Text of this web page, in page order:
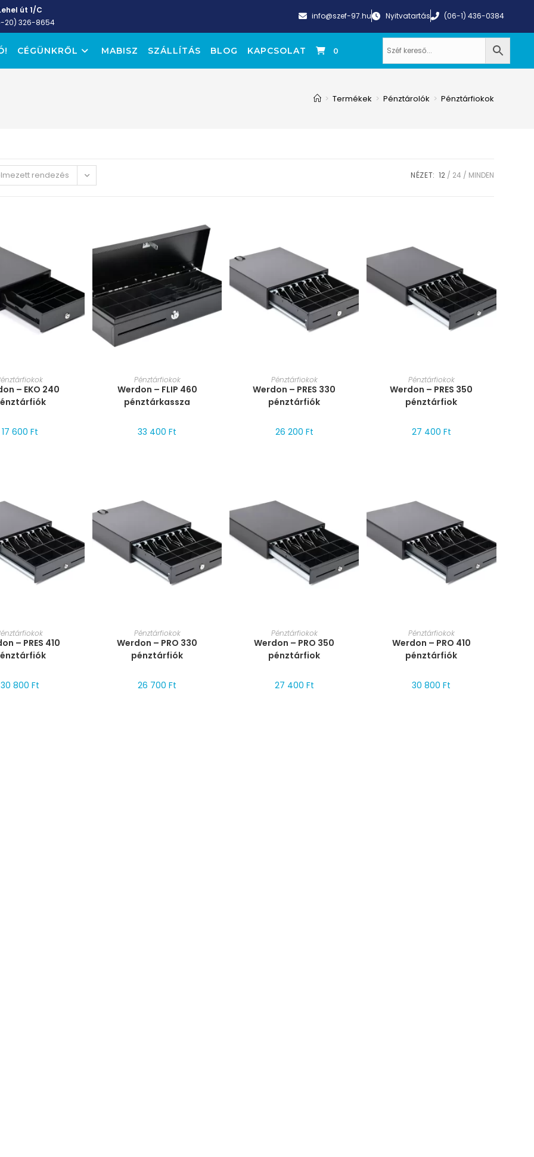
út 1/C
20) 326-8654
info@szef-97.hu Nyitvatartás (06-1) 436-0384
CÉGÜNKRŐL MABISZ SZÁLLÍTÁS BLOG KAPCSOLAT 0
> Termékek > Pénztárolók > Pénztárfiokok
rendezés NÉZET: 12 24 MINDEN
VÁLASZTÁSA
– EKO 240
17 600 Ft
MÉRET VÁLASZTÁSA
Pénztárfiokok
Werdon – FLIP 460
pénztárkassza
33 400Ft
MÉRET VÁLASZTÁSA
Pénztárfiokok
Werdon – PRES 330
pénztárfiók
26 200 Ft
MÉRET VÁLASZTÁSA
Pénztárfiokok
Werdon – PRES 350
pénztárfiok
27 400 Ft
VÁLASZTÁSA
– PRES 410
30 800 Ft
MÉRET VÁLASZTÁSA
Pénztárfiokok
Werdon – PRO 330
pénztárfiók
26 700Ft
MÉRET VÁLASZTÁSA
Pénztárfiokok
Werdon – PRO 350
pénztárfiok
27 400 Ft
MÉRET VÁLASZTÁSA
Pénztárfiokok
Werdon – PRO 410
pénztárfiók
30 800Ft